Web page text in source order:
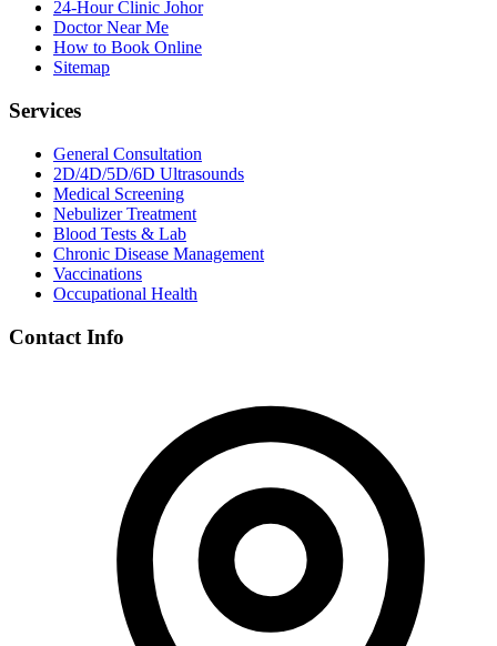
24-Hour Clinic Johor
Doctor Near Me
How to Book Online
Sitemap
Services
General Consultation
2D/4D/5D/6D Ultrasounds
Medical Screening
Nebulizer Treatment
Blood Tests & Lab
Chronic Disease Management
Vaccinations
Occupational Health
Contact Info